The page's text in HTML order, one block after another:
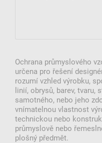
Ochrana průmyslového
určena pro řešení
rozumí vzhled výrobku,
linií, obrysů, barev, tvaru,
samotného, nebo jeho
vnímatelnou vlastnost
technickou nebo
průmyslově nebo
plošný předmět.